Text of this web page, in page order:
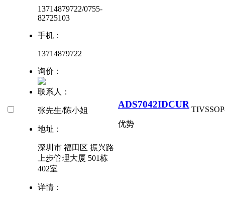
13714879722/0755-
82725103
手机：
13714879722
询价：
联系人：
张先生/陈小姐
地址：
深圳市 福田区 振兴路
上步管理大厦 501栋
402室
详情：
ADS7042IDCUR
优势
TI